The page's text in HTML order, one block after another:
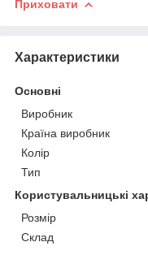
Приховати
Характеристики
Основні
Виробник
Країна виробник
Колір
Тип
Користувальницькі
Розмір
Склад